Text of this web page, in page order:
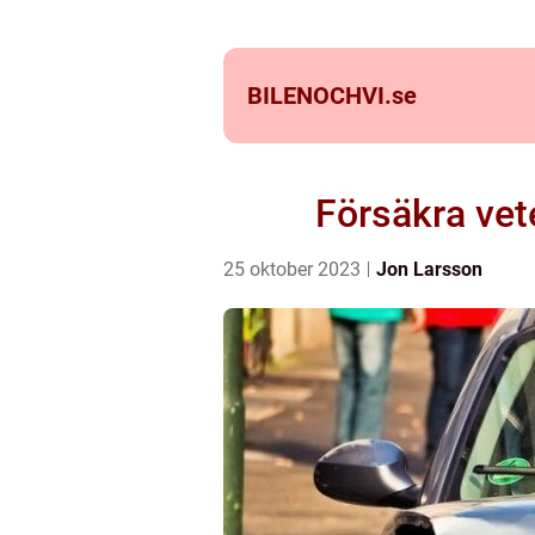
BILENOCHVI.se
Försäkra
25 oktober 2023 Jon Larsson